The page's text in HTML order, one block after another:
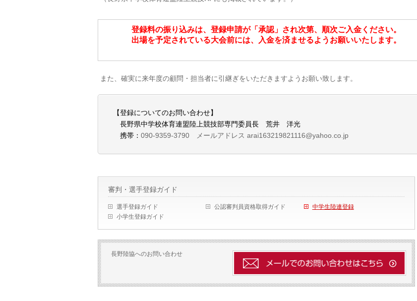
登録料の振り込みは、登録申請が「承認」され次第、順次ご入金ください。
出場を予定されている大会前には、入金を済ませるようお願いいたします。
また、確実に来年度の顧問・担当者に引継ぎをいただきますようお願い致します。
【登録についてのお問い合わせ】
長野県中学校体育連盟陸上競技部専門委員長 荒井 洋光
携帯： 090-9359-3790 メールアドレス arai163219821116@yahoo.co.jp
審判・選手登録ガイド
選手登録ガイド 公認審判員資格取得ガイド
中学生陸連登録
小学生登録ガイド
長野陸協へのお問い合わせ